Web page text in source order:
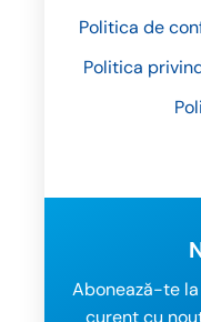
Politica de
Politica
Abonează-te
curent cu